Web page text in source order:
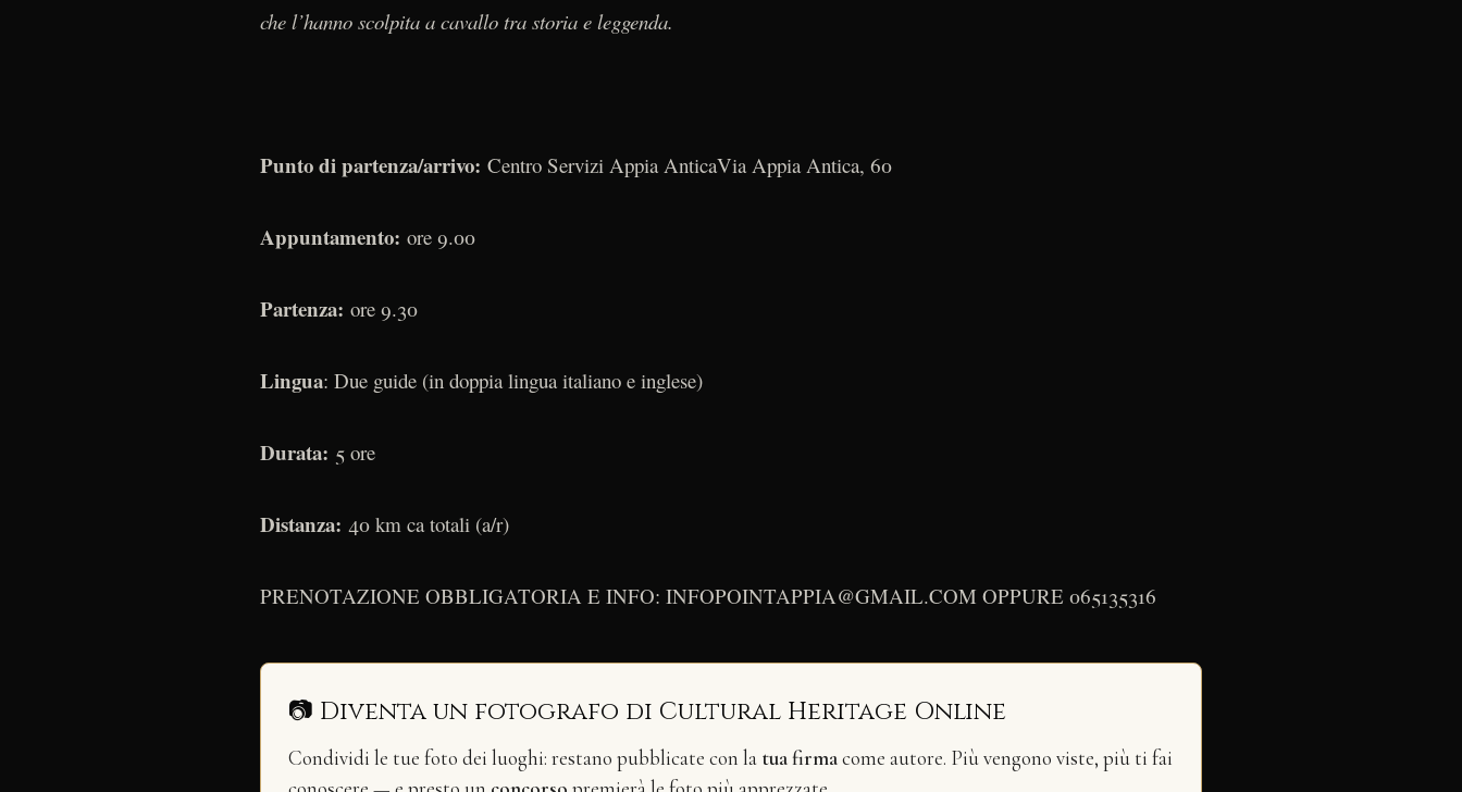
che l’hanno scolpita a cavallo tra storia e leggenda.
Punto di partenza/arrivo: Centro Servizi Appia AnticaVia Appia Antica, 60
Appuntamento: ore 9.00
Partenza: ore 9.30
Lingua: Due guide (in doppia lingua italiano e inglese)
Durata: 5 ore
Distanza: 40 km ca totali (a/r)
PRENOTAZIONE OBBLIGATORIA E INFO: INFOPOINTAPPIA@GMAIL.COM OPPURE 065135316
📷 Diventa un fotografo di Cultural Heritage Online
Condividi le tue foto dei luoghi: restano pubblicate con la tua firmacome autore. Più vengono viste, più ti fai